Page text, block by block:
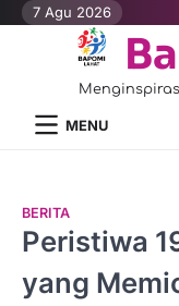
Skip7 Agu 2026
MENU
BERITA
Peristiwa
yang